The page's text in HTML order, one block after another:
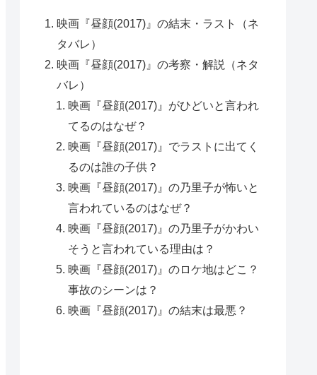
映画『昼顔(2017)』の結末・ラスト（ネ
タバレ）
映画『昼顔(2017)』の考察・解説（ネタ
バレ）
映画『昼顔(2017)』がひどいと言われ
てるのはなぜ？
映画『昼顔(2017)』でラストに出てく
るのは誰の子供？
映画『昼顔(2017)』の乃里子が怖いと
言われているのはなぜ？
映画『昼顔(2017)』の乃里子がかわい
そうと言われている理由は？
映画『昼顔(2017)』のロケ地はどこ？
事故のシーンは？
映画『昼顔(2017)』の結末は最悪？